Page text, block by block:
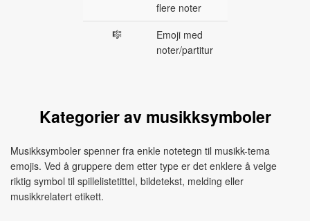
flere noter
🎼
Emoji med
noter/partitur
Kategorier av musikksymboler
Musikksymboler spenner fra enkle notetegn til musikk-tema
emojis. Ved å gruppere dem etter type er det enklere å velge
riktig symbol til spillelistetittel, bildetekst, melding eller
musikkrelatert etikett.